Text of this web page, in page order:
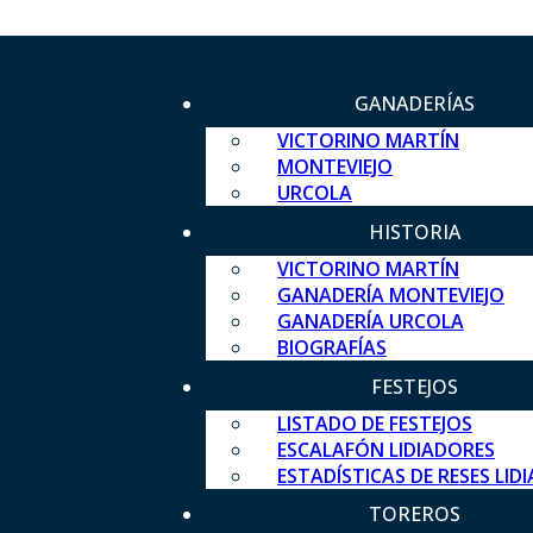
GANADERÍAS
VICTORINO MARTÍN
MONTEVIEJO
URCOLA
HISTORIA
VICTORINO MARTÍN
GANADERÍA MONTEVIEJO
GANADERÍA URCOLA
BIOGRAFÍAS
FESTEJOS
LISTADO DE FESTEJOS
ESCALAFÓN LIDIADORES
ESTADÍSTICAS DE RESES
TOREROS